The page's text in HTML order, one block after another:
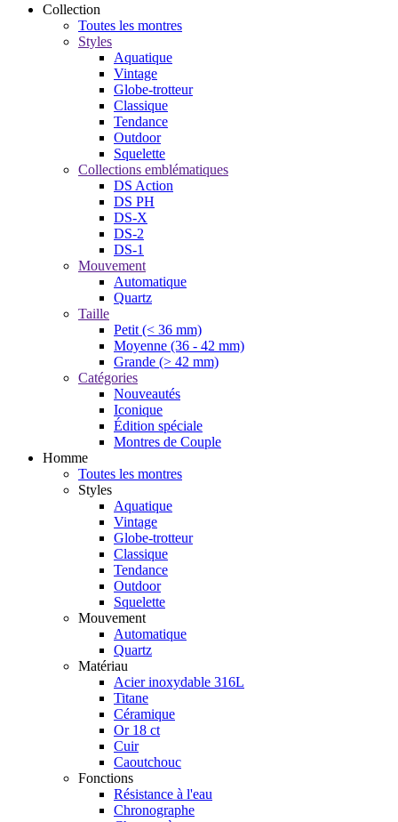
Collection
Toutes les montres
Styles
Aquatique
Vintage
Globe-trotteur
Classique
Tendance
Outdoor
Squelette
Collections emblématiques
DS Action
DS PH
DS-X
DS-2
DS-1
Mouvement
Automatique
Quartz
Taille
Petit (< 36 mm)
Moyenne (36 - 42 mm)
Grande (> 42 mm)
Catégories
Nouveautés
Iconique
Édition spéciale
Montres de Couple
Homme
Toutes les montres
Styles
Aquatique
Vintage
Globe-trotteur
Classique
Tendance
Outdoor
Squelette
Mouvement
Automatique
Quartz
Matériau
Acier inoxydable 316L
Titane
Céramique
Or 18 ct
Cuir
Caoutchouc
Fonctions
Résistance à l'eau
Chronographe